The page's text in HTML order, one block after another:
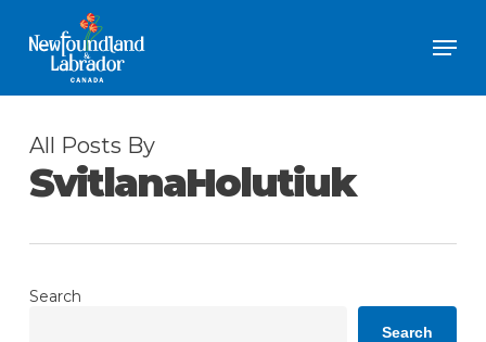
content
All Posts By
SvitlanaHolutiuk
Search
Search
Menu